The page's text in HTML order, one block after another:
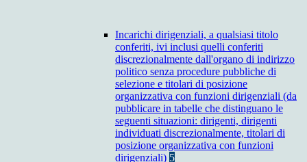
Incarichi dirigenziali, a qualsiasi titolo
conferiti, ivi inclusi quelli conferiti
discrezionalmente dall'organo di indirizzo
politico senza procedure pubbliche di
selezione e titolari di posizione
organizzativa con funzioni dirigenziali (da
pubblicare in tabelle che distinguano le
seguenti situazioni: dirigenti, dirigenti
individuati discrezionalmente, titolari di
posizione organizzativa con funzioni
dirigenziali) 5